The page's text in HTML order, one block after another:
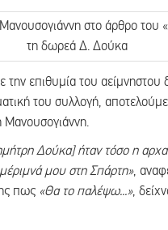
την επιθυμία του
του συλλογή,
Μανουσογιάννη.
Δούκα] ήταν τόσο η
μου στη Σπάρτη»,
πως «Θα το παλέψω...»,